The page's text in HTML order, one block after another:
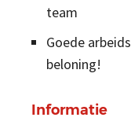
team
Goede
beloning!
Informatie